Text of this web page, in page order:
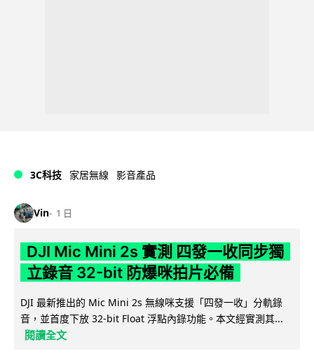
3C科技 家居無線 影音產品
Vin 1 日
DJI Mic Mini 2s 實測 四發一收同步獨
立錄音 32-bit 防爆咪拍片必備
DJI 最新推出的 Mic Mini 2s 無線咪支援「四發一收」分軌錄
音，並首度下放 32-bit Float 浮點內錄功能。本文經實測其...
閱讀全文